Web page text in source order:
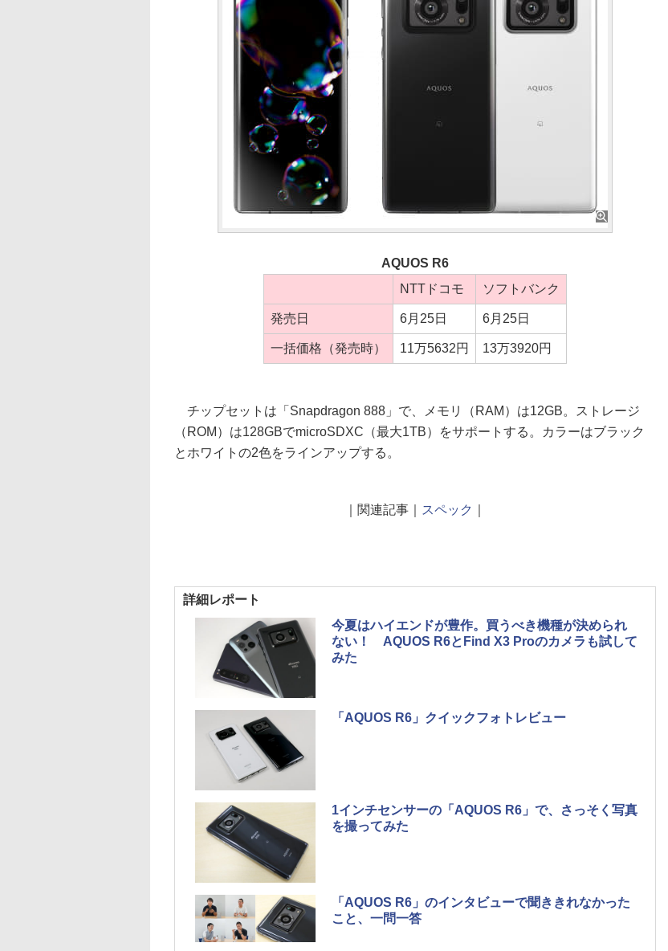
AQUOS R6
NTTドコモ
ソフトバンク
発売日 6月25日 6月25日
一括価格（発売時） 11万5632円 13万3920円
チップセットは「Snapdragon 888」で、メモリ（RAM）は12GB。ストレージ
（ROM）は128GBでmicroSDXC（最大1TB）をサポートする。カラーはブラック
とホワイトの2色をラインアップする。
｜関連記事｜ スペック
詳細レポート
今夏はハイエンドが豊作。買うべき機種が決められ
ない！ AQUOS R6とFind X3 Proのカメラも試して
みた
「AQUOS R6」クイックフォトレビュー
1インチセンサーの「AQUOS R6」で、さっそく写真
を撮ってみた
「AQUOS R6」のインタビューで聞ききれなかった
こと、一問一答